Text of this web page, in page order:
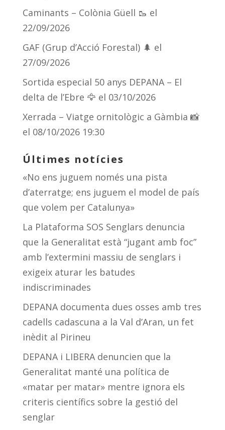
Caminants – Colònia Güell 🥾 el
22/09/2026
GAF (Grup d’Acció Forestal) 🌲 el
27/09/2026
Sortida especial 50 anys DEPANA – El
delta de l’Ebre 🦅 el 03/10/2026
Xerrada – Viatge ornitològic a Gàmbia 📸
el 08/10/2026 19:30
Últimes notícies
«No ens juguem només una pista
d’aterratge; ens juguem el model de país
que volem per Catalunya»
La Plataforma SOS Senglars denuncia
que la Generalitat està “jugant amb foc”
amb l’extermini massiu de senglars i
exigeix aturar les batudes
indiscriminades
DEPANA documenta dues osses amb tres
cadells cadascuna a la Val d’Aran, un fet
inèdit al Pirineu
DEPANA i LIBERA denuncien que la
Generalitat manté una política de
«matar per matar» mentre ignora els
criteris científics sobre la gestió del
senglar